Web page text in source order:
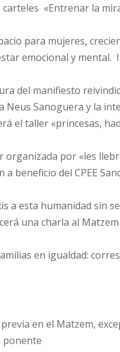
«Entrenar la
para mujeres,
emocional y mental.
del manifiesto
Neus Sanoguera y la
el taller «princesas,
organizada por «les
beneficio del CPEE
a esta humanidad sin
una charla al
en igualdad:
en el Matzem,
ponente